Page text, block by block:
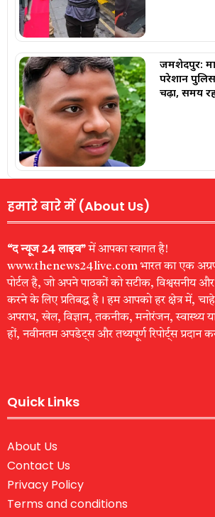
जमशेदपुर:
परेशान
चढ़ा, समय
हमारे बारे में (About Us)
“द न्यूज 24 लाइव”में आपका स्वागत है!
www.thenews24live.com भारत का एक
पोर्टल है, जो अपने पाठकों को सटीक, विश्वसनीय और
करने के लिए प्रतिबद्ध है। हम आपको हर क्षेत्र में, चाहे
अपराध, खेल, विज्ञान, तकनीक, मनोरंजन, स्वास्थ्य
हों, नवीनतम अपडेट्स और तथ्यपूर्ण रिपोर्ट्स प्रदान
Quick Links
About Us
Contact Us
Privacy Policy
Terms and conditions